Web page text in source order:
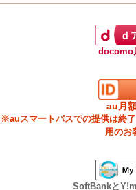
docomo
au月
※auスマートパスでの提供は終
用のお
SoftBankと